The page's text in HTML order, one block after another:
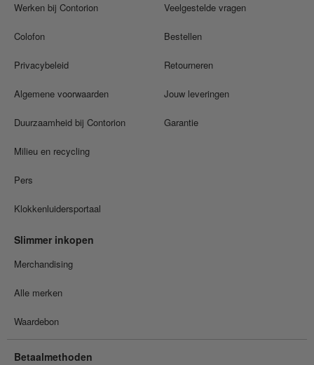
Werken bij Contorion
Colofon
Privacybeleid
Algemene voorwaarden
Duurzaamheid bij Contorion
Milieu en recycling
Pers
Klokkenluidersportaal
Veelgestelde vragen
Bestellen
Retourneren
Jouw leveringen
Garantie
Slimmer inkopen
Merchandising
Alle merken
Waardebon
Betaalmethoden